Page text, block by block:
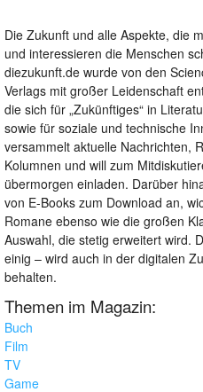
Die Zukunft und alle Aspekte, die
und interessieren die Menschen
diezukunft.de wurde von den
Verlags mit großer Leidenschaft
die sich für „Zukünftiges“ in
sowie für soziale und technische
versammelt aktuelle Nachrichten,
Kolumnen und will zum
übermorgen einladen. Darüber
von E-Books zum Download an,
Romane ebenso wie die großen
Auswahl, die stetig erweitert wird.
einig – wird auch in der digitalen
behalten.
Themen im Magazin:
Buch
Film
TV
Game